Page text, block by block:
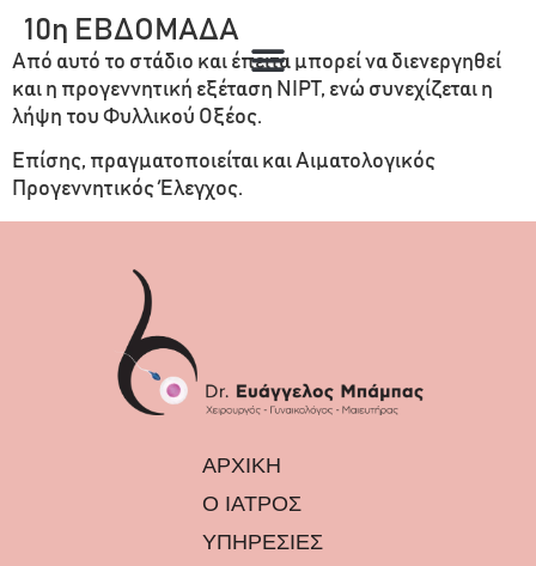
10η ΕΒΔΟΜΑΔΑ
Από αυτό το στάδιο και έπειτα μπορεί να διενεργηθεί
και η προγεννητική εξέταση NIPT, ενώ συνεχίζεται η
λήψη του Φυλλικού Οξέος.
Επίσης, πραγματοποιείται και Αιματολογικός
Προγεννητικός Έλεγχος.
ΑΡΧΙΚΗ
Ο ΙΑΤΡΟΣ
ΥΠΗΡΕΣΙΕΣ